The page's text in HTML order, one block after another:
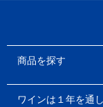
商品を探す
ワインは１年を通